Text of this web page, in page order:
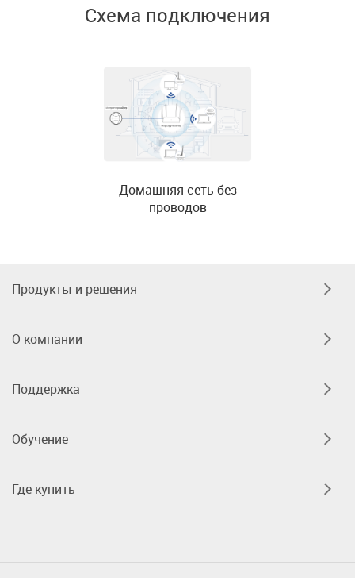
Схема подключения
Домашняя сеть без
проводов
Продукты и решения
О компании
Поддержка
Обучение
Где купить